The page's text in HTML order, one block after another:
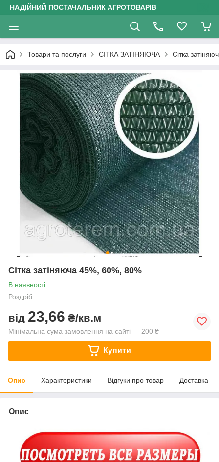
НАДІЙНИЙ ПОСТАЧАЛЬНИК АГРОТОВАРІВ
Товари та послуги СІТКА ЗАТІНЯЮЧА Сітка
Сітка затіняюча 45%, 60%, 80%
В наявності
Роздріб
від 23,66 ₴/кв.м
Мінімальна сума замовлення на сайті — 200 ₴
Купити
Опис Характеристики Відгуки про товар Доставка
Опис